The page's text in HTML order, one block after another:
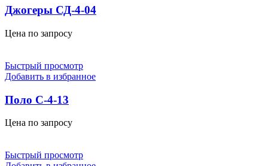
Джогеры СД-4-04
Цена по запросу
Быстрый просмотр
Добавить в избранное
Поло С-4-13
Цена по запросу
Быстрый просмотр